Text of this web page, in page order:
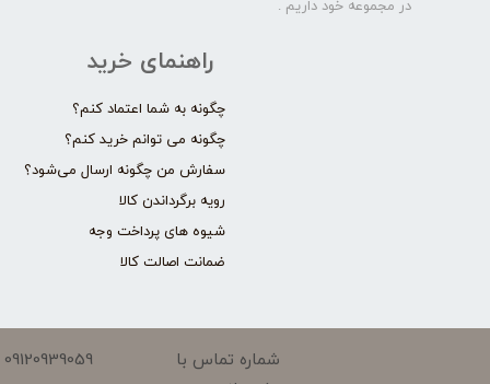
راهنمای خرید
چگونه به شما اعتماد کنم؟
چگونه می توانم خرید کنم؟
سفارش من چگونه ارسال می‌شود؟
رویه برگرداندن کالا
شیوه های پرداخت وجه
ضمانت اصالت کالا
در مجموعه خود داریم .​​​​​​​
شماره تماس با
09120939059